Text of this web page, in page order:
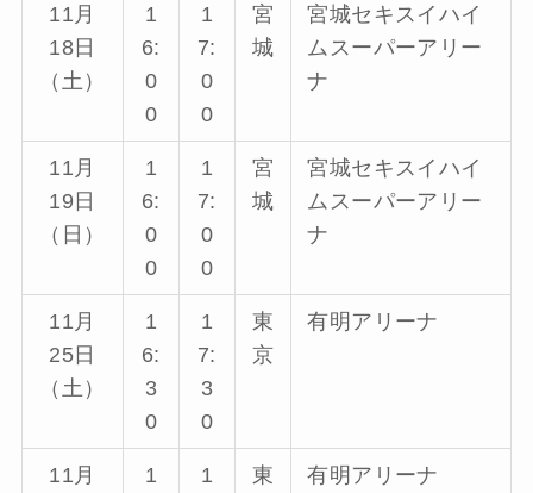
11月
18日
（土）
1
6:
0
0
1
7:
0
0
宮
城
宮城セキスイハイ
ムスーパーアリー
ナ
11月
19日
（日）
1
6:
0
0
1
7:
0
0
宮
城
宮城セキスイハイ
ムスーパーアリー
ナ
11月
25日
（土）
1
6:
3
0
1
7:
3
0
東
京
有明アリーナ
11月
1
1
東
有明アリーナ